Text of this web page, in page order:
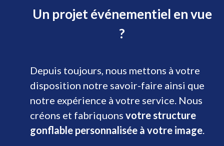
Un projet événementiel en vue
?
Depuis toujours, nous mettons à votre
disposition notre savoir-faire ainsi que
notre expérience à votre service. Nous
créons et fabriquons votre structure
gonflable personnalisée à votre image.